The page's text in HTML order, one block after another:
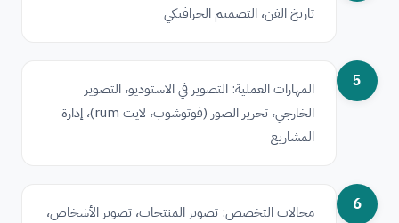
تاريخ الفن، التصميم الجرافيكي
5
المهارات العملية: التصوير في الاستوديو، التصوير
الخارجي، تحرير الصور (فوتوشوب، لايت rum)، إدارة
المشاريع
6
مجالات التخصص: تصوير المنتجات، تصوير الأشخاص،